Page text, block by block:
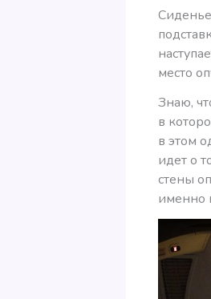
место
Знаю,
в
в этом
идет о
стены
именно